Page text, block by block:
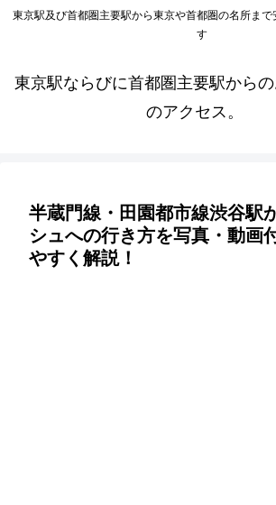
東京駅及び首都圏主要駅から東京や首都圏の名所まで
す
東京駅ならびに首都圏主要駅から
のアクセス。
半蔵門線・田園都市線渋谷駅
シュへの行き方を写真・動画
やすく解説！